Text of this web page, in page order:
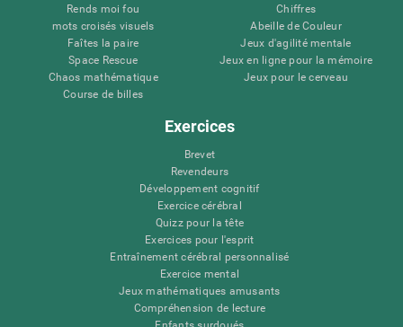
Rends moi fou
mots croisés visuels
Faîtes la paire
Space Rescue
Chaos mathématique
Course de billes
Chiffres
Abeille de Couleur
Jeux d'agilité mentale
Jeux en ligne pour la mémoire
Jeux pour le cerveau
Exercices
Brevet
Revendeurs
Développement cognitif
Exercice cérébral
Quizz pour la tête
Exercices pour l'esprit
Entraînement cérébral personnalisé
Exercice mental
Jeux mathématiques amusants
Compréhension de lecture